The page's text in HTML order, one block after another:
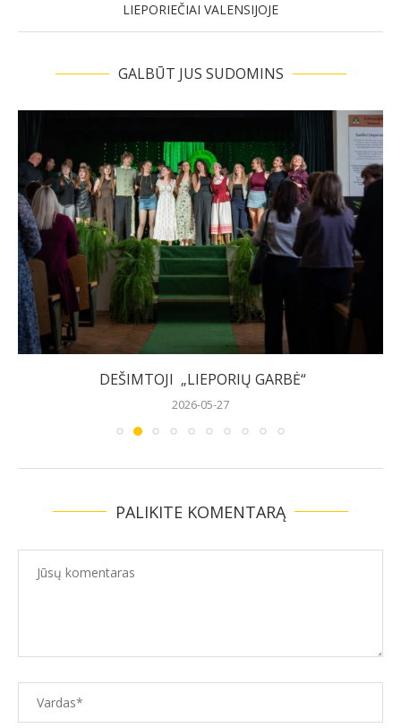
LIEPORIEČIAI VALENSIJOJE
GALBŪT JUS SUDOMINS
DEŠIMTOJI „LIEPORIŲ GARBĖ“
2026-05-27
PALIKITE KOMENTARĄ